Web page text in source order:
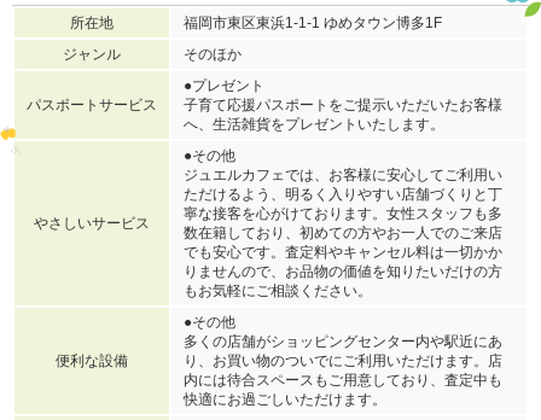
所在地
福岡市東区東浜1-1-1 ゆめタウン博多1F
ジャンル
そのほか
パスポートサービス
●プレゼント
子育て応援パスポートをご提示いただいたお客様
へ、生活雑貨をプレゼントいたします。
やさしいサービス
●その他
ジュエルカフェでは、お客様に安心してご利用い
ただけるよう、明るく入りやすい店舗づくりと丁
寧な接客を心がけております。女性スタッフも多
数在籍しており、初めての方やお一人でのご来店
でも安心です。査定料やキャンセル料は一切かか
りませんので、お品物の価値を知りたいだけの方
もお気軽にご相談ください。
便利な設備
●その他
多くの店舗がショッピングセンター内や駅近にあ
り、お買い物のついでにご利用いただけます。店
内には待合スペースもご用意しており、査定中も
快適にお過ごしいただけます。